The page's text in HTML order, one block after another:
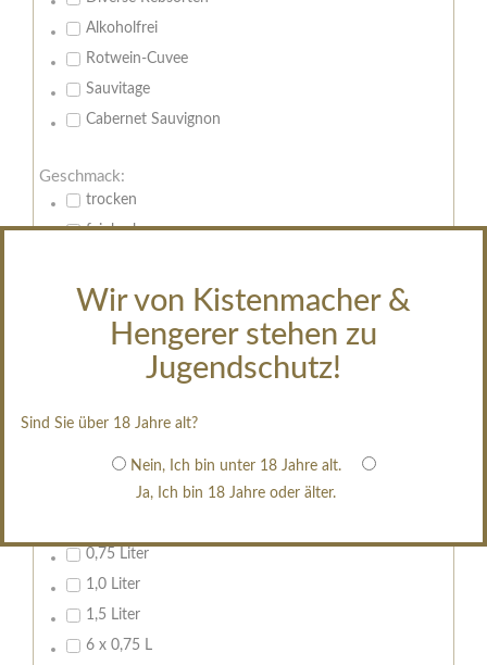
Wir von Kistenmacher &
Hengerer stehen zu
Jugendschutz!
Sind Sie über 18 Jahre alt?
Nein, Ich bin unter 18 Jahre alt.
Ja, Ich bin 18 Jahre oder älter.
Alkoholfrei
Rotwein-Cuvee
Sauvitage
Cabernet Sauvignon
Geschmack:
trocken
feinherb
restsüß
edelsüß
weißgekeltert
im Holzfass gereift
0,75 Liter
1,0 Liter
1,5 Liter
6 x 0,75 L